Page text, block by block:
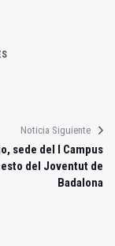
Noticia Siguiente
sede del I Campus
del Joventut de
Badalona